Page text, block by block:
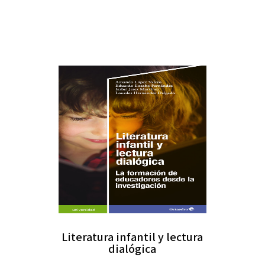
Literatura infantil y lectura
dialógica